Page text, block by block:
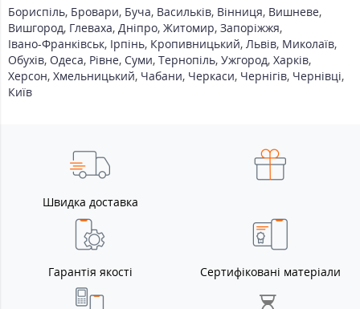
Бориспіль, Бровари, Буча, Васильків, Вінниця, Вишневе,
Вишгород, Глеваха, Дніпро, Житомир, Запоріжжя,
Івано-Франківськ, Ірпінь, Кропивницький, Львів, Миколаїв,
Обухів, Одеса, Рівне, Суми, Тернопіль, Ужгород, Харків,
Херсон, Хмельницький, Чабани, Черкаси, Чернігів, Чернівці,
Київ
Швидка доставка
Гарантія якості Сертифіковані матеріали